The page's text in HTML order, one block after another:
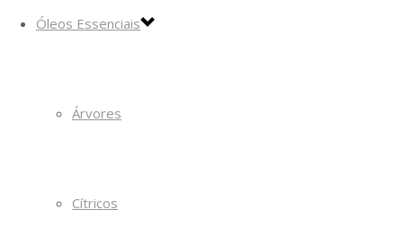
Óleos Essenciais
Árvores
Cítricos